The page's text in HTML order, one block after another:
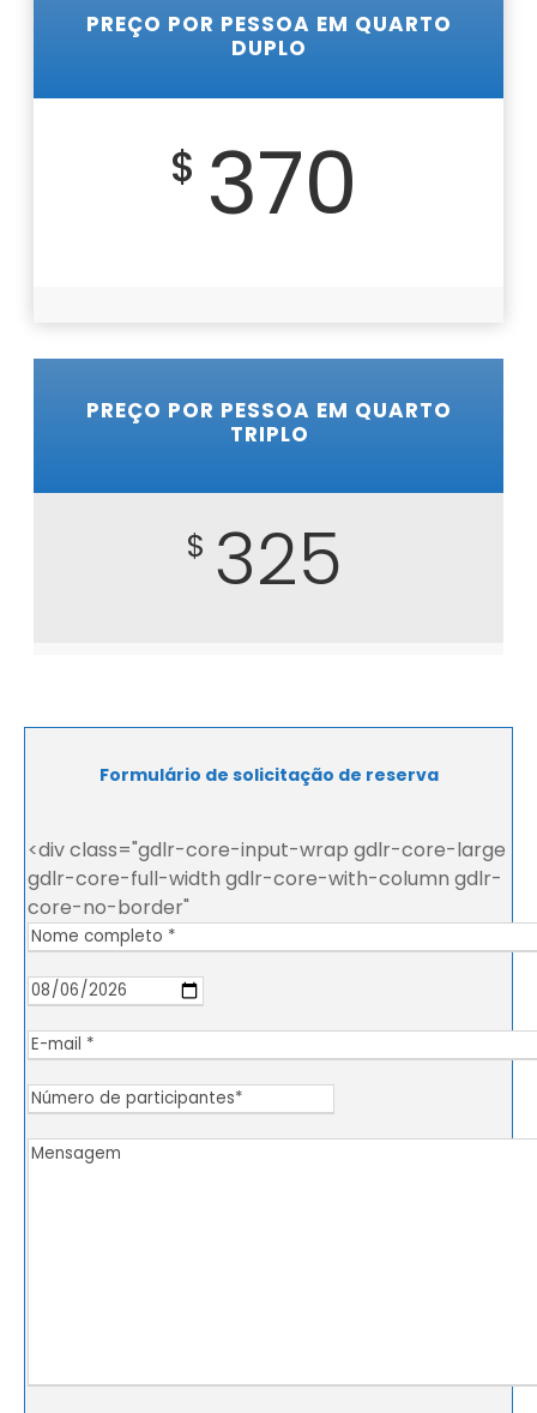
PREÇO POR PESSOA EM QUARTO
DUPLO
$ 370
PREÇO POR PESSOA EM QUARTO
TRIPLO
$ 325
Formulário de solicitação de reserva
<div class="gdlr-core-input-wrap gdlr-core-large
gdlr-core-full-width gdlr-core-with-column gdlr-
core-no-border"